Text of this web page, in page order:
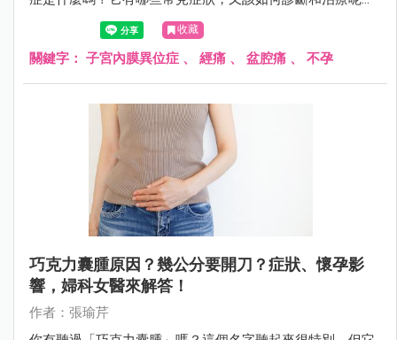
該如何預防才對？
收藏
關鍵字： 子宮內膜異位症 、 經痛 、 盆腔痛 、 不孕
巧克力囊腫原因？幾公分要開刀？症狀、懷孕影
響，婦科女醫來解答！
作者：張瑜芹